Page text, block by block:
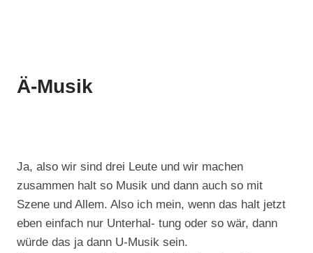
Ä-Musik
Ja, also wir sind drei Leute und wir machen
zusammen halt so Musik und dann auch so mit
Szene und Allem. Also ich mein, wenn das halt jetzt
eben einfach nur Unterhal- tung oder so wär, dann
würde das ja dann U-Musik sein.